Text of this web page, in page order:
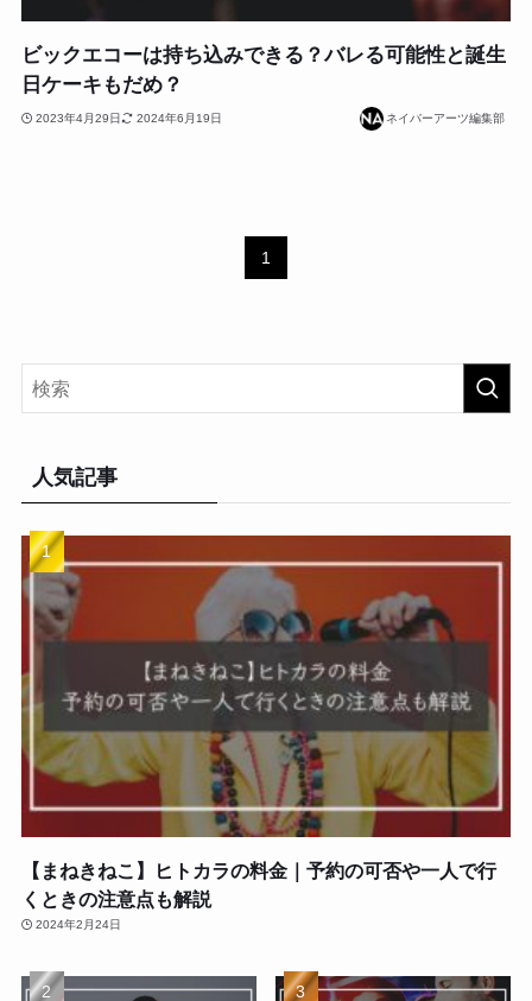
ビックエコーは持ち込みできる？バレる可能性と誕生
日ケーキもだめ？
2023年4月29日 2024年6月19日 ネイバーアーツ編集部
1
人気記事
【まねきねこ】ヒトカラの料金｜予約の可否や一人で行
くときの注意点も解説
2024年2月24日